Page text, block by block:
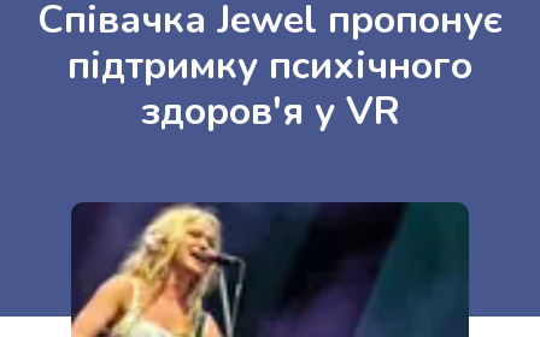
Співачка Jewel пропонує
підтримку психічного
здоров'я у VR